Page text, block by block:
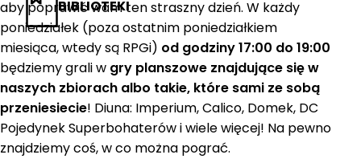
BIBLIOTEKI
aby poprawić wam ten straszny dzień. W każdy
poniedziałek (poza ostatnim poniedziałkiem
miesiąca, wtedy są RPGi) od godziny 17:00 do 19:00
będziemy grali w gry planszowe znajdujące się w
naszych zbiorach albo takie, które sami ze sobą
przeniesiecie! Diuna: Imperium, Calico, Domek, DC
Pojedynek Superbohaterów i wiele więcej! Na pewno
znajdziemy coś, w co można pograć.